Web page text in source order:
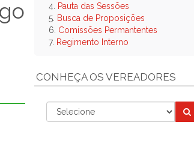
4. Pauta das Sessões
5. Busca de Proposições
6. Comissões Permantentes
7. Regimento Interno
CONHEÇA OS VEREADORES